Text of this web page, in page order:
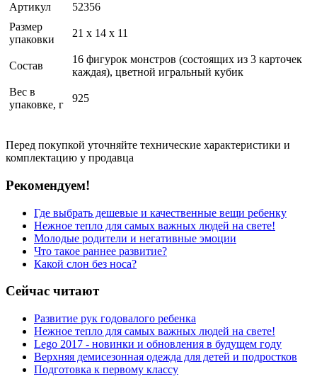
Артикул
52356
Размер
упаковки
21 x 14 x 11
Состав
16 фигурок монстров (состоящих из 3 карточек
каждая), цветной игральный кубик
Вес в
упаковке, г
925
Перед покупкой уточняйте технические характеристики и
комплектацию у продавца
Рекомендуем!
Где выбрать дешевые и качественные вещи ребенку
Нежное тепло для самых важных людей на свете!
Молодые родители и негативные эмоции
Что такое раннее развитие?
Какой слон без носа?
Сейчас читают
Развитие рук годовалого ребенка
Нежное тепло для самых важных людей на свете!
Lego 2017 - новинки и обновления в будущем году
Верхняя демисезонная одежда для детей и подростков
Подготовка к первому классу